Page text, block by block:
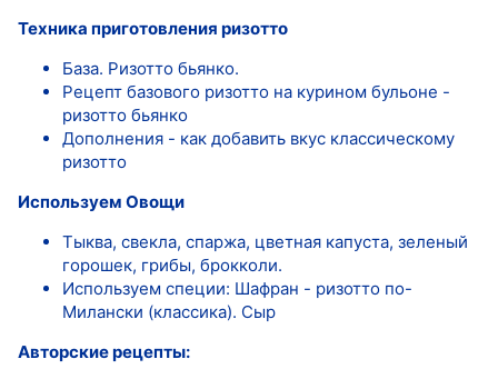
Техника приготовления ризотто
База. Ризотто бьянко.
Рецепт базового ризотто на курином бульоне -
ризотто бьянко
Дополнения - как добавить вкус классическому
ризотто
Используем Овощи
Тыква, свекла, спаржа, цветная капуста, зеленый
горошек, грибы, брокколи.
Используем специи: Шафран - ризотто по-
Милански (классика). Сыр
Авторские рецепты: